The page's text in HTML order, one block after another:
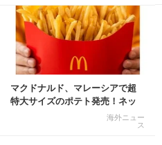
マクドナルド、マレーシアで超
特大サイズのポテト発売！ネッ
海外ニュー
ス